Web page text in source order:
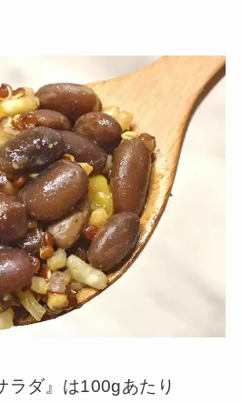
ラダ』は100gあたり